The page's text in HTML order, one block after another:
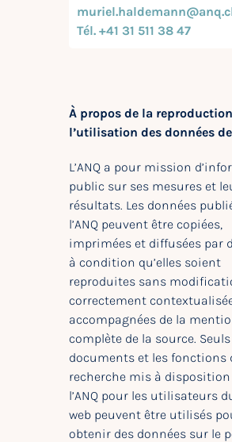
Tél. +41 31 511 38 47
À propos de la
l’utilisation des données de
L’ANQ a pour mission
public sur ses mesures et
résultats. Les données
l’ANQ peuvent être copiées,
imprimées et diffusées par
à condition qu’elles soient
reproduites sans
correctement
accompagnées de la
complète de la source.
documents et les fonctions
recherche mis à
l’ANQ pour les utilisateurs
web peuvent être utilisés
obtenir des données sur le